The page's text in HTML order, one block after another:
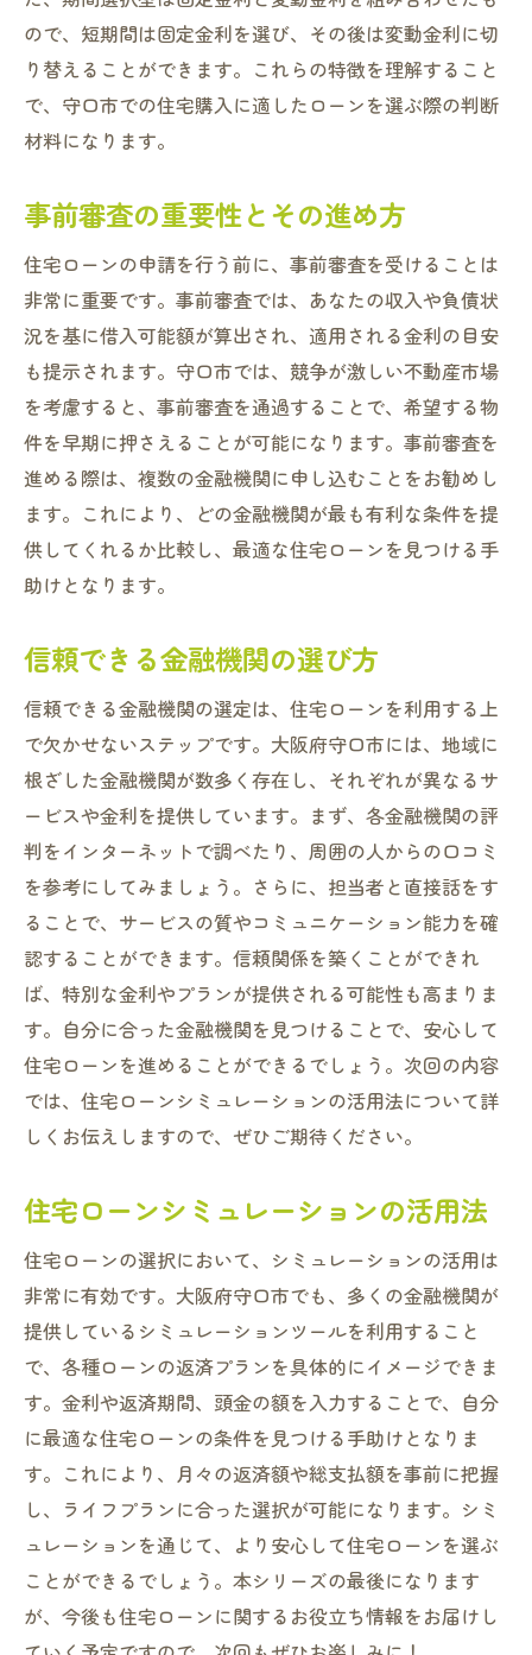
住宅購入を成功させるためのローンプラン比較
のコツ
比較の際に着目すべきポイント
各金融機関のローンプラン特徴
ローン契約前に確認すべき事項
比較サイトの上手な使い方
ローンアドバイザーに相談するメリット
安心して住宅ローンを選ぶために考慮すべき注
意点
契約前に確認すべき書類とその重要性
急な金利変動に備える方法
返済能力の過大評価を避ける
保険とローンの組み合わせの確認
金融機関とのトラブルを避けるために
守口市で住宅ローンを賢く選ぶための情報収集
術
効率的な情報収集の方法
最新ニュースをキャッチするためのツール
地域の住宅情報サイトの活用
専門家のアドバイスを受けるタイミング
住宅ローン見直しのための情報整理
SNSを利用した情報交換のメリット
ので、短期間は固定金利を選び、その後は変動金利に切
り替えることができます。これらの特徴を理解すること
で、守口市での住宅購入に適したローンを選ぶ際の判断
材料になります。
事前審査の重要性とその進め方
住宅ローンの申請を行う前に、事前審査を受けることは
非常に重要です。事前審査では、あなたの収入や負債状
況を基に借入可能額が算出され、適用される金利の目安
も提示されます。守口市では、競争が激しい不動産市場
を考慮すると、事前審査を通過することで、希望する物
件を早期に押さえることが可能になります。事前審査を
進める際は、複数の金融機関に申し込むことをお勧めし
ます。これにより、どの金融機関が最も有利な条件を提
供してくれるか比較し、最適な住宅ローンを見つける手
助けとなります。
信頼できる金融機関の選び方
信頼できる金融機関の選定は、住宅ローンを利用する上
で欠かせないステップです。大阪府守口市には、地域に
根ざした金融機関が数多く存在し、それぞれが異なるサ
ービスや金利を提供しています。まず、各金融機関の評
判をインターネットで調べたり、周囲の人からの口コミ
を参考にしてみましょう。さらに、担当者と直接話をす
ることで、サービスの質やコミュニケーション能力を確
認することができます。信頼関係を築くことができれ
ば、特別な金利やプランが提供される可能性も高まりま
す。自分に合った金融機関を見つけることで、安心して
住宅ローンを進めることができるでしょう。次回の内容
では、住宅ローンシミュレーションの活用法について詳
しくお伝えしますので、ぜひご期待ください。
住宅ローンシミュレーションの活用法
住宅ローンの選択において、シミュレーションの活用は
非常に有効です。大阪府守口市でも、多くの金融機関が
提供しているシミュレーションツールを利用すること
で、各種ローンの返済プランを具体的にイメージできま
す。金利や返済期間、頭金の額を入力することで、自分
に最適な住宅ローンの条件を見つける手助けとなりま
す。これにより、月々の返済額や総支払額を事前に把握
し、ライフプランに合った選択が可能になります。シミ
ュレーションを通じて、より安心して住宅ローンを選ぶ
ことができるでしょう。本シリーズの最後になります
が、今後も住宅ローンに関するお役立ち情報をお届けし